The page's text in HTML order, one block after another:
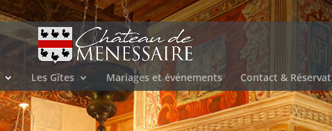
Les Gîtes Mariages et événements Contact &